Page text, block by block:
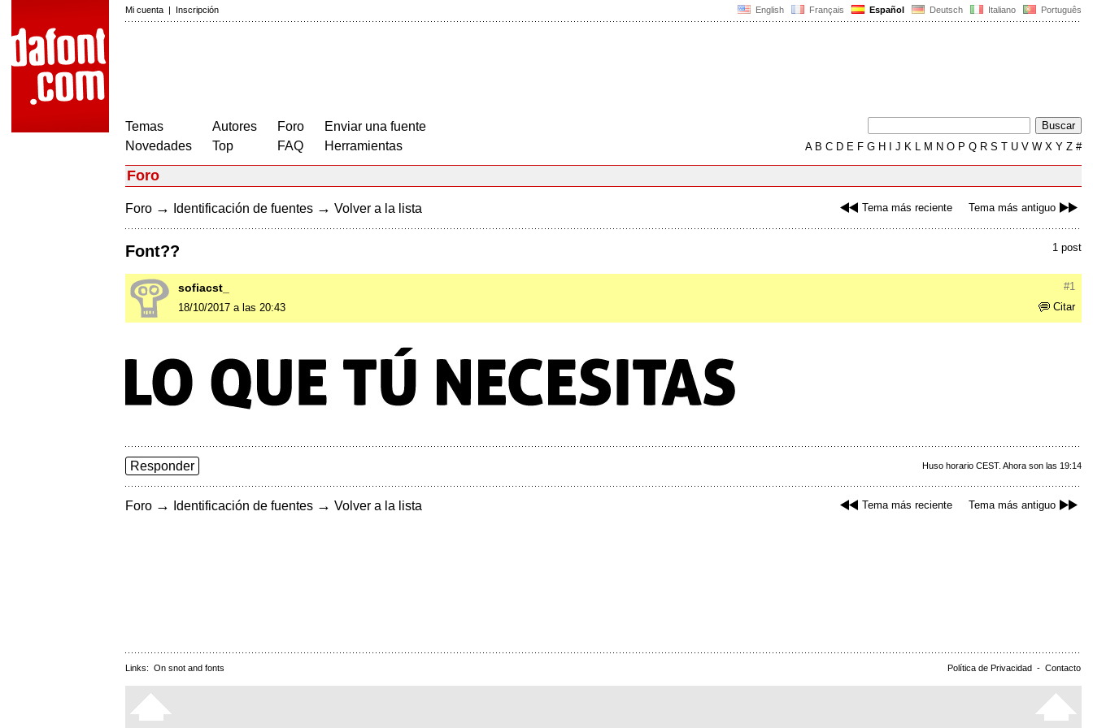
English Français Español Deutsch Italiano Português
Mi cuenta | Inscripción
Temas
Novedades
Autores
Top
Foro
FAQ
Enviar una fuente
Herramientas
AB C D E F G H J K L M N O P Q R S T U V W X Y Z #
Foro
Tema más reciente Tema más antiguo
Foro → Identificación de fuentes → Volver a la lista
1 post
Font??
#1
sofiacst_
Citar
18/10/2017 a las 20:43
Huso horario CEST. Ahora son las 19:14
Responder
Tema más reciente Tema más antiguo
Foro → Identificación de fuentes → Volver a la lista
Política de Privacidad - Contacto
Links: On snot and fonts